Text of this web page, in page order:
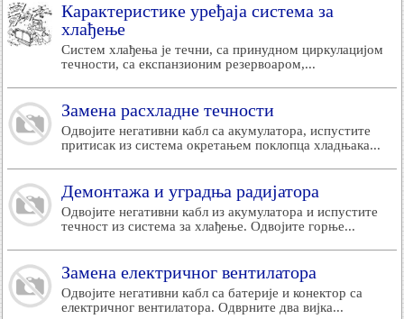
Карактеристике уређаја система за
хлађење
Систем хлађења је течни, са принудном циркулацијом
течности, са експанзионим резервоаром,...
Замена расхладне течности
Одвојите негативни кабл са акумулатора, испустите
притисак из система окретањем поклопца хладњака...
Демонтажа и уградња радијатора
Одвојите негативни кабл из акумулатора и испустите
течност из система за хлађење. Одвојите горње...
Замена електричног вентилатора
Одвојите негативни кабл са батерије и конектор са
електричног вентилатора. Одврните два вијка...